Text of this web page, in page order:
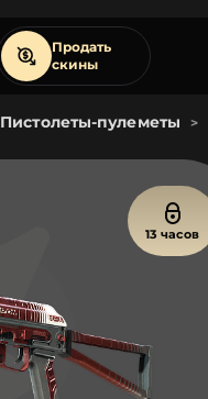
Продать
скины
Пистолеты-пулеметы >
13 часов